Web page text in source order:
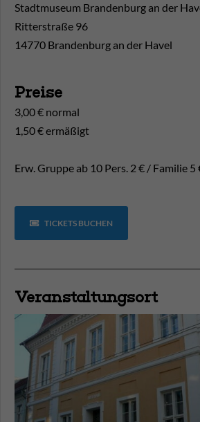
Stadtmuseum Brandenburg an der
Ritterstraße 96
14770 Brandenburg an der Havel
Preise
3,00 € normal
1,50 € ermäßigt
Erw. Gruppe ab 10 Pers. 2 € / Familie 5
TICKETS BUCHEN
Veranstaltungsort